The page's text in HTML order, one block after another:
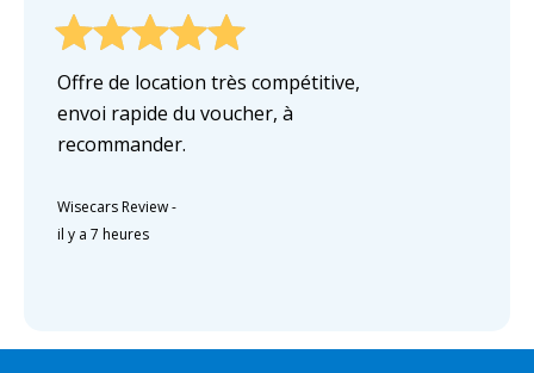
Offre de location très compétitive,
envoi rapide du voucher, à
recommander.
Wisecars Review-
il y a 7 heures